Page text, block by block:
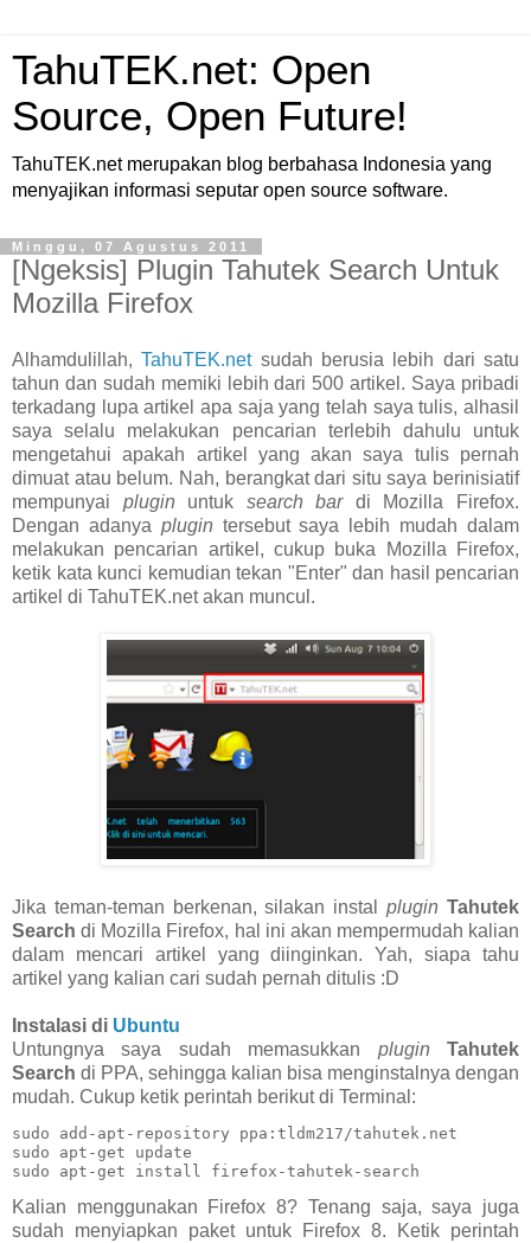
TahuTEK.net: Open
Source, Open Future!
TahuTEK.net merupakan blog berbahasa Indonesia yang
menyajikan informasi seputar open source software.
Minggu, 07 Agustus 2011
[Ngeksis] Plugin Tahutek Search Untuk
Mozilla Firefox
Alhamdulillah,TahuTEK.netsudah berusia lebih dari satu
tahun dan sudah memiki lebih dari 500 artikel. Saya pribadi
terkadang lupa artikel apa saja yang telah saya tulis, alhasil
saya selalu melakukan pencarian terlebih dahulu untuk
mengetahui apakah artikel yang akan saya tulis pernah
dimuat atau belum. Nah, berangkat dari situ saya berinisiatif
mempunyai plugin untuk search bardi Mozilla Firefox.
Dengan adanya plugin tersebut saya lebih mudah dalam
melakukan pencarian artikel, cukup buka Mozilla Firefox,
ketik kata kunci kemudian tekan "Enter" dan hasil pencarian
artikel di TahuTEK.net akan muncul.
Jika teman-teman berkenan, silakan instalplugin Tahutek
Search di Mozilla Firefox, hal ini akan mempermudah kalian
dalam mencari artikel yang diinginkan. Yah, siapa tahu
artikel yang kalian cari sudah pernah ditulis :D
Instalasi di Ubuntu
Untungnya saya sudah memasukkan plugin
Tahutek
Search di PPA, sehingga kalian bisa menginstalnya dengan
mudah. Cukup ketik perintah berikut di Terminal:
sudo add-apt-repository ppa:tldm217/tahutek.net
sudo apt-get update
sudo apt-get install firefox-tahutek-search
Kalian menggunakan Firefox 8? Tenang saja, saya juga
sudah menyiapkan paket untuk Firefox 8. Ketik perintah